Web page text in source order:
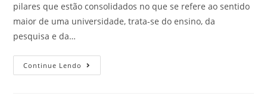
pilares que estão consolidados no que se refere ao sentido
maior de uma universidade, trata-se do ensino, da
pesquisa e da…
Continue Lendo